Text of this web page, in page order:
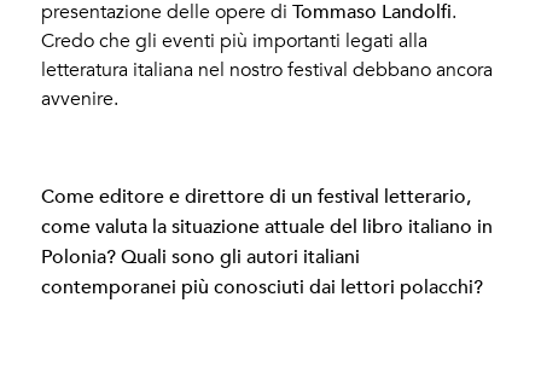
presentazione delle opere di Tommaso Landolfi.
Credo che gli eventi più importanti legati alla
letteratura italiana nel nostro festival debbano ancora
avvenire.
Come editore e direttore di un festival letterario,
come valuta la situazione attuale del libro italiano in
Polonia? Quali sono gli autori italiani
contemporanei più conosciuti dai lettori polacchi?